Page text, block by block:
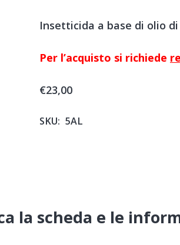
Insetticida a base di olio
Per l’acquisto si richiede
€23,00
SKU: 5AL
la scheda e le